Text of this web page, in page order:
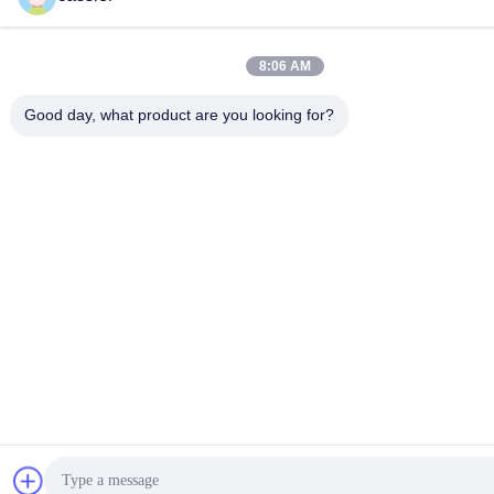
8:06 AM
Good day, what product are you looking for?